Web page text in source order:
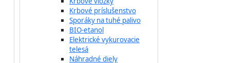
Krbové príslušenstvo
Sporáky na tuhé palivo
BIO-etanol
Elektrické vykurovacie
telesá
Náhradné diely